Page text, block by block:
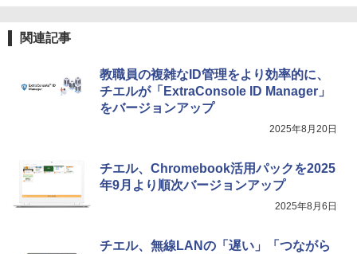
関連記事
教職員の複雑なID管理をより効率的に、
チエルが「ExtraConsole ID Manager」
をバージョンアップ
2025年8月20日
チエル、Chromebook活用パックを2025
年9月より順次バージョンアップ
2025年8月6日
チエル、無線LANの「遅い」「つながら